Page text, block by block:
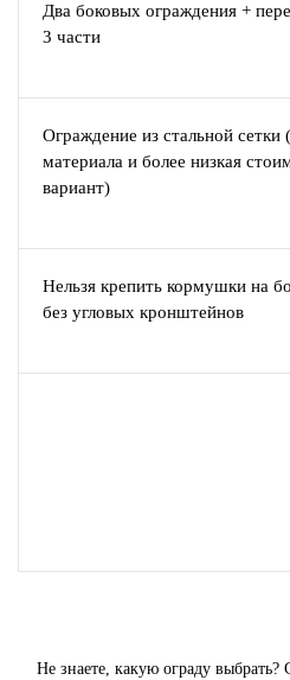
Два боковых ограждения +
3 части
Ограждение из стальной
материала и более низкая
вариант)
Нельзя крепить кормушки на
без угловых кронштейнов
Не знаете, какую ограду